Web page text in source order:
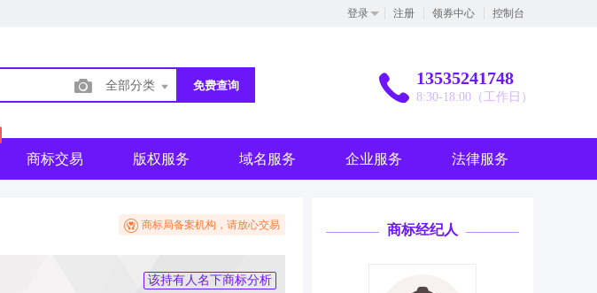
登录 注册 领券中心 控制台
全部分类 免费查询 13535241748
8:30-18:00（工作日）
商标交易 版权服务 域名服务 企业服务 法律服务
商标局备案机构，请放心交易
该持有人名下商标分析
商标经纪人